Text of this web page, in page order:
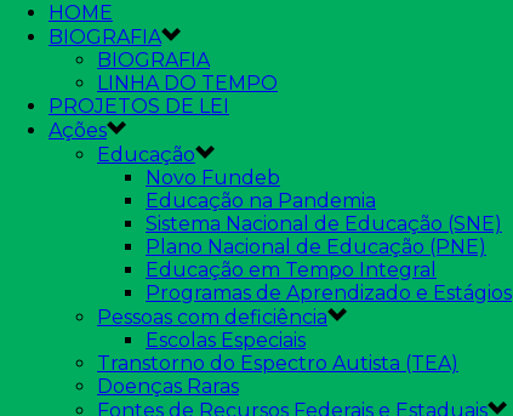
HOME
BIOGRAFIA
BIOGRAFIA
LINHA DO TEMPO
PROJETOS DE LEI
Ações
Educação
Novo Fundeb
Educação na Pandemia
Sistema Nacional de Educação (SNE)
Plano Nacional de Educação (PNE)
Educação em Tempo Integral
Programas de Aprendizado e Estágios
Pessoas com deficiência
Escolas Especiais
Transtorno do Espectro Autista (TEA)
Doenças Raras
Fontes de Recursos Federais e Estaduais